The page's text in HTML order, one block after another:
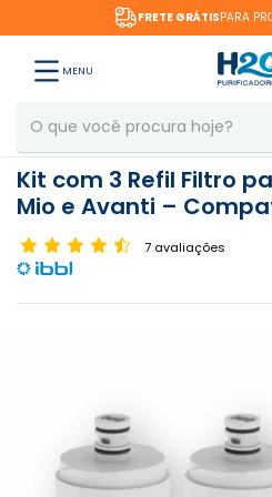
FRETE GRÁTISPARA
MENU
Kit com 3 Refil Filtro
Mio e Avanti –
7 avaliações